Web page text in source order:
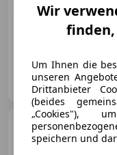
136
Delta-Autohandel
AT-1230 Wien
Wir
finden,
Um Ihnen die
unseren
Drittanbieter
(beides
„Cookies"),
speichern und